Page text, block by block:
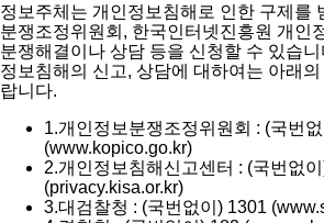
정보주체는 개인정보침해로 인한 구제를
분쟁조정위원회, 한국인터넷진흥원 개인
분쟁해결이나 상담 등을 신청할 수 있습
정보침해의 신고, 상담에 대하여는 아래
랍니다.
1.개인정보분쟁조정위원회 : (국번
(www.kopico.go.kr)
2.개인정보침해신고센터 : (국번없
(privacy.kisa.or.kr)
3.대검찰청 : (국번없이) 1301